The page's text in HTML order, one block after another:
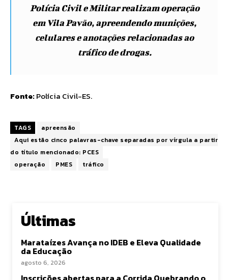
Polícia Civil e Militar realizam operação
em Vila Pavão, apreendendo munições,
celulares e anotações relacionadas ao
tráfico de drogas.
Fonte:Polícia Civil-ES.
TAGS
apreensão
Aqui estão cinco palavras-chave separadas por vírgula a partir
do título mencionado: PCES
operação
PMES tráfico
Últimas
Marataízes Avança no IDEB e Eleva Qualidade
da Educação
agosto 6, 2026